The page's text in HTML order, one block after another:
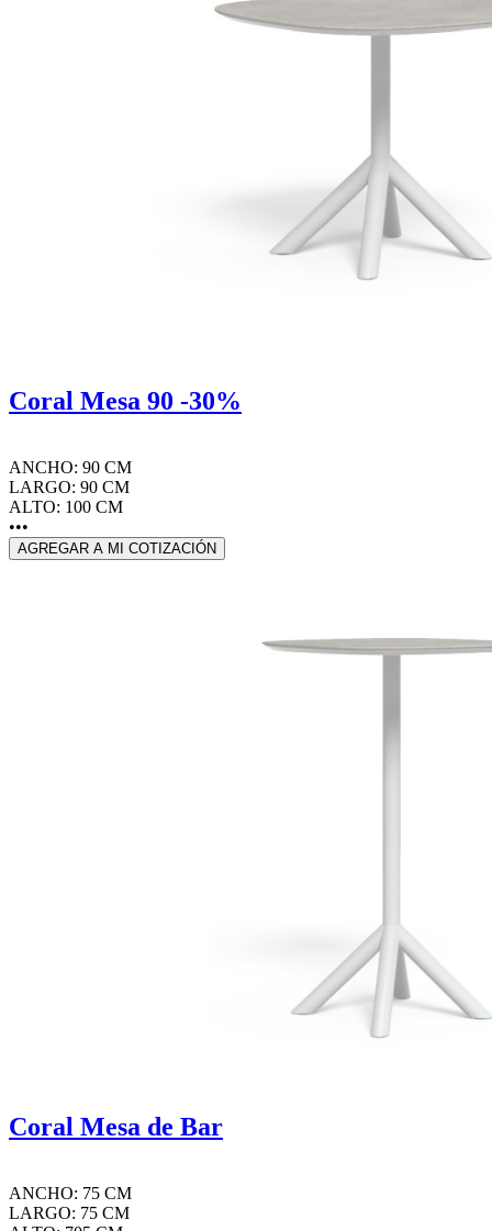
Coral Mesa 90 -30%
ANCHO: 90 CM
LARGO: 90 CM
ALTO: 100 CM
•••
AGREGAR A MI COTIZACIÓN
Coral Mesa de Bar
ANCHO: 75 CM
LARGO: 75 CM